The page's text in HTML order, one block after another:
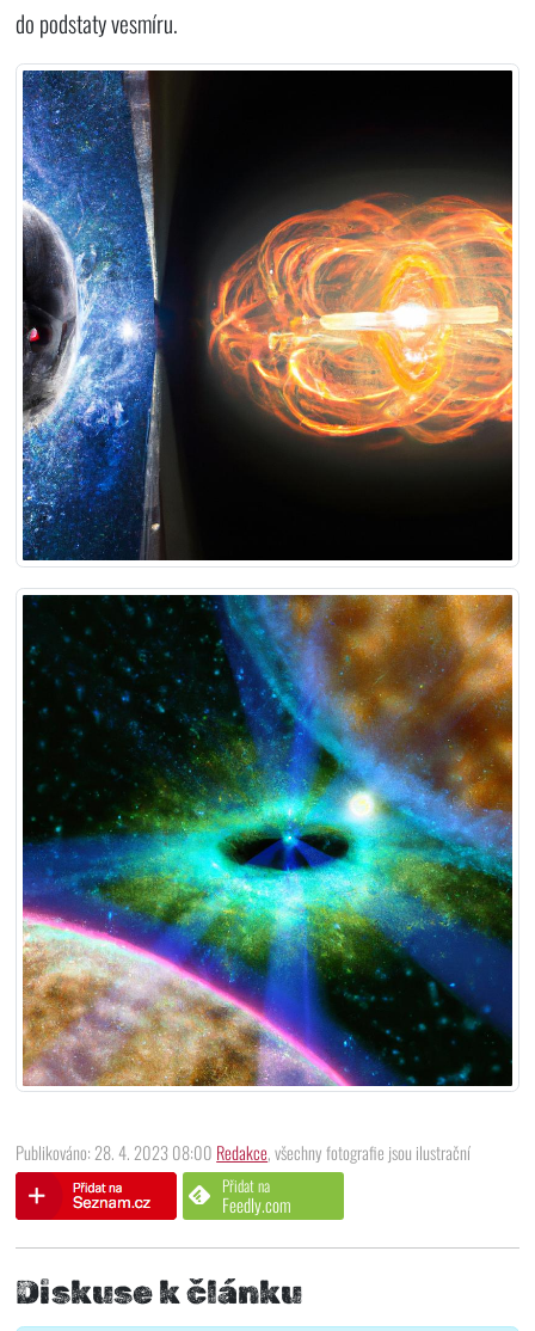
do podstaty vesmíru.
Publikováno: 28. 4. 2023 08:00 Redakce, všechny fotografie jsou ilustrační
Přidat na
Feedly.com
Diskuse k článku